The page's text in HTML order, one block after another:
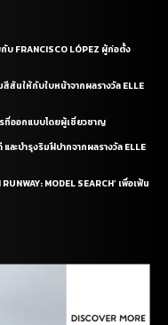
FRANCISCO LÓPEZ ผู้ก่อตั้ง
สันให้กับใบหน้าจากผลรางวัล ELLE
ที่ออกแบบโดยผู้เชี่ยวชาญ
ะบำรุงริมฝีปากจากผลรางวัล ELLE
MODEL SEARCH’ เพื่อเฟ้น